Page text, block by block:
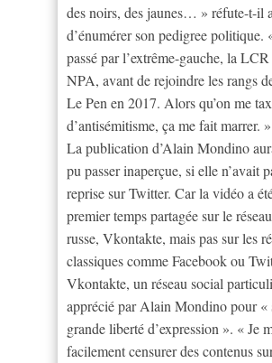
des noirs, des jaunes… » réfute-t-il
d’énumérer son pedigree politique.
passé par l’extrême-gauche, la
NPA, avant de rejoindre les rangs
Le Pen en 2017. Alors qu’on me
d’antisémitisme, ça me fait marrer. »
La publication d’Alain Mondino
pu passer inaperçue, si elle n’avait
reprise sur Twitter. Car la vidéo a
premier temps partagée sur le
russe, Vkontakte, mais pas sur les
classiques comme Facebook ou
Vkontakte, un réseau social
apprécié par Alain Mondino pour «
grande liberté d’expression ». « Je
facilement censurer des contenus